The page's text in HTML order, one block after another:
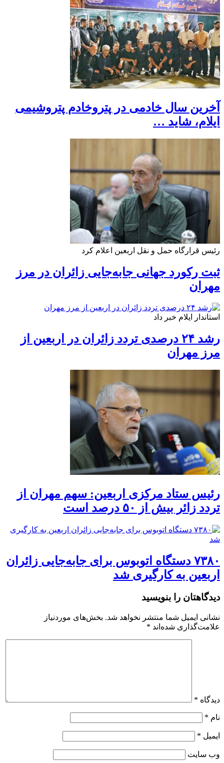
آخرین سال خادمی در پتروخادم پتروشیمی
ایلام، شاید …
رئیس قرارگاه حمل و نقل اربعین اعلام کرد
ثبت رکورد جهانی جابه‌جایی زائران در مرز
مهران
استاندار ایلام خبر داد
رشد ۲۴ درصدی تردد زائران در اربعین از
مرز مهران
رئیس ستاد مرکزی اربعین: سهم مهران از
تردد زائر بیش از ۵۰ درصد است
۷۳۸۰ دستگاه اتوبوس برای جابه‌جایی زائران
اربعین به‌ کارگیری شد
دیدگاهتان را بنویسید
نشانی ایمیل شما منتشر نخواهد شد. بخش‌های موردنیاز
علامت‌گذاری شده‌اند *
دیدگاه *
نام *
ایمیل *
وب‌ سایت